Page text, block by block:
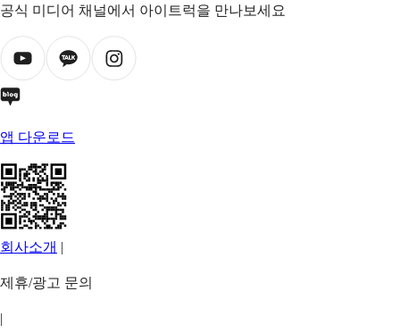
공식 미디어 채널에서 아이트럭을 만나보세요
앱 다운로드
회사소개 |
제휴/광고 문의
|